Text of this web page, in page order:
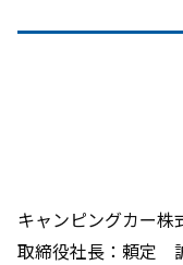
キャンピングカー
取締役社長：頼定